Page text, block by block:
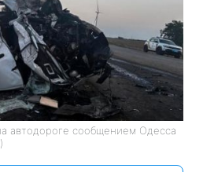
автодороге сообщением Одесса